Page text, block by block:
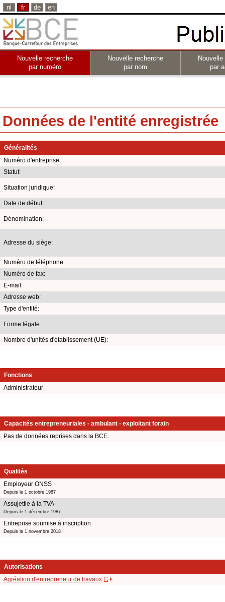
nl fr de en
Nouvelle recherche
par numéro
Nouvelle recherche
par nom
par
Données de l'entité enregistrée
Généralités
Numéro d'entreprise:
Statut:
Situation juridique:
Date de début:
Dénomination:
Adresse du siège:
Numéro de téléphone:
Numéro de fax:
E-mail:
Adresse web:
Type d'entité:
Forme légale:
Nombre d'unités d'établissement (UE):
Fonctions
Administrateur
Capacités entrepreneuriales - ambulant - exploitant forain
Pas de données reprises dans la BCE.
Qualités
Employeur ONSS
Depuis le 1 octobre 1987
Assujettie à la TVA
Depuis le 1 décembre 1987
Entreprise soumise à inscription
Depuis le 1 novembre 2018
Autorisations
Agréation d'entrepreneur de travaux